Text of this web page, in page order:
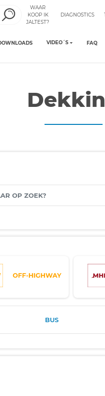
WAAR
KOOP IK
JALTEST?
DIAGNOSTICS
VIDEO´S FAQ
BUS